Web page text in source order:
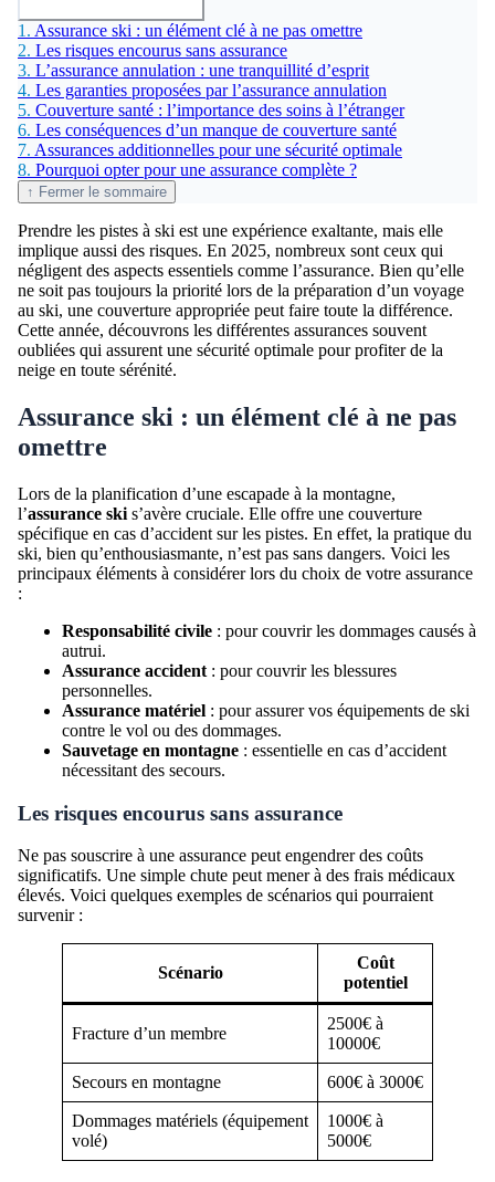
1. Assurance ski : un élément clé à ne pas omettre
2. Les risques encourus sans assurance
3. L’assurance annulation : une tranquillité d’esprit
4. Les garanties proposées par l’assurance annulation
5. Couverture santé : l’importance des soins à l’étranger
6. Les conséquences d’un manque de couverture santé
7. Assurances additionnelles pour une sécurité optimale
8. Pourquoi opter pour une assurance complète ?
↑ Fermer le sommaire
Prendre les pistes à ski est une expérience exaltante, mais elle
implique aussi des risques. En 2025, nombreux sont ceux qui
négligent des aspects essentiels comme l’assurance. Bien qu’elle
ne soit pas toujours la priorité lors de la préparation d’un voyage
au ski, une couverture appropriée peut faire toute la différence.
Cette année, découvrons les différentes assurances souvent
oubliées qui assurent une sécurité optimale pour profiter de la
neige en toute sérénité.
Assurance ski : un élément clé à ne pas
omettre
Lors de la planification d’une escapade à la montagne,
l’assurance ski s’avère cruciale. Elle offre une couverture
spécifique en cas d’accident sur les pistes. En effet, la pratique du
ski, bien qu’enthousiasmante, n’est pas sans dangers. Voici les
principaux éléments à considérer lors du choix de votre assurance
:
Responsabilité civile : pour couvrir les dommages causés à
autrui.
Assurance accident : pour couvrir les blessures
personnelles.
Assurance matériel : pour assurer vos équipements de ski
contre le vol ou des dommages.
Sauvetage en montagne : essentielle en cas d’accident
nécessitant des secours.
Les risques encourus sans assurance
Ne pas souscrire à une assurance peut engendrer des coûts
significatifs. Une simple chute peut mener à des frais médicaux
élevés. Voici quelques exemples de scénarios qui pourraient
survenir :
Scénario
Coût
potentiel
Fracture d’un membre
2500€ à
10000€
Secours en montagne 600€ à 3000€
Dommages matériels (équipement
volé)
1000€ à
5000€